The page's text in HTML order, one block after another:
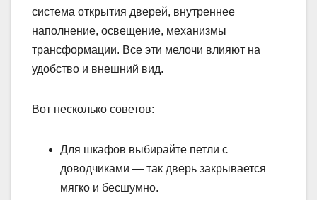
система открытия дверей, внутреннее
наполнение, освещение, механизмы
трансформации. Все эти мелочи влияют на
удобство и внешний вид.
Вот несколько советов:
Для шкафов выбирайте петли с
доводчиками — так дверь закрывается
мягко и бесшумно.